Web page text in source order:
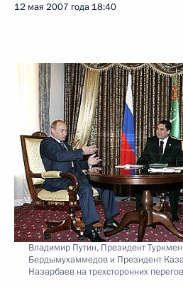
12 мая 2007 года 18:40
Владимир Путин, Президент
Бердымухаммедов и Президент
Назарбаев на трехсторонних